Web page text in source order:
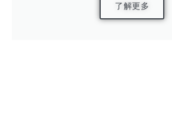
了解更多